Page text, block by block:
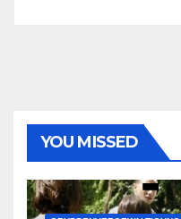
YOU MISSED